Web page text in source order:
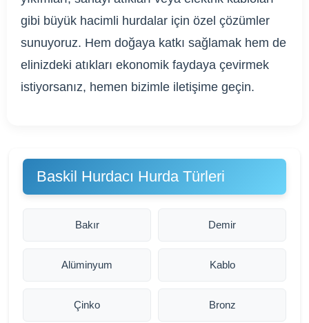
gibi büyük hacimli hurdalar için özel çözümler
sunuyoruz. Hem doğaya katkı sağlamak hem de
elinizdeki atıkları ekonomik faydaya çevirmek
istiyorsanız, hemen bizimle iletişime geçin.
Baskil Hurdacı Hurda Türleri
Bakır Demir
Alüminyum Kablo
Çinko Bronz